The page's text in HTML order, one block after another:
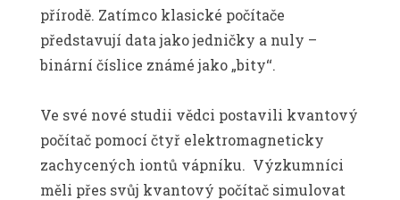
přírodě. Zatímco klasické počítače
představují data jako jedničky a nuly –
binární číslice známé jako „bity‘‘.
Ve své nové studii vědci postavili kvantový
počítač pomocí čtyř elektromagneticky
zachycených iontů vápníku. Výzkumníci
měli přes svůj kvantový počítač simulovat